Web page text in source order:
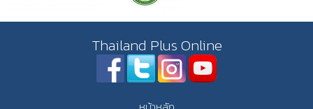
Thailand Plus Online